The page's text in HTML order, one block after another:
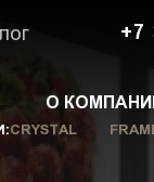
+7
О
CRYSTAL